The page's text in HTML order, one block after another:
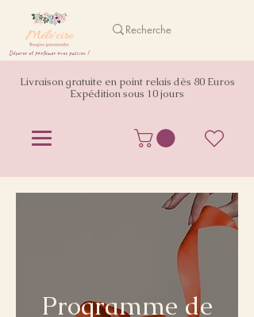
Livraison gratuite en point relais dès 80 Euros
Expédition sous 10 jours
Décorer et parfumer avec passion !
Programme de